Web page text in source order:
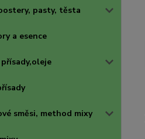
pasty, těsta
a esence
směsi, method mixy